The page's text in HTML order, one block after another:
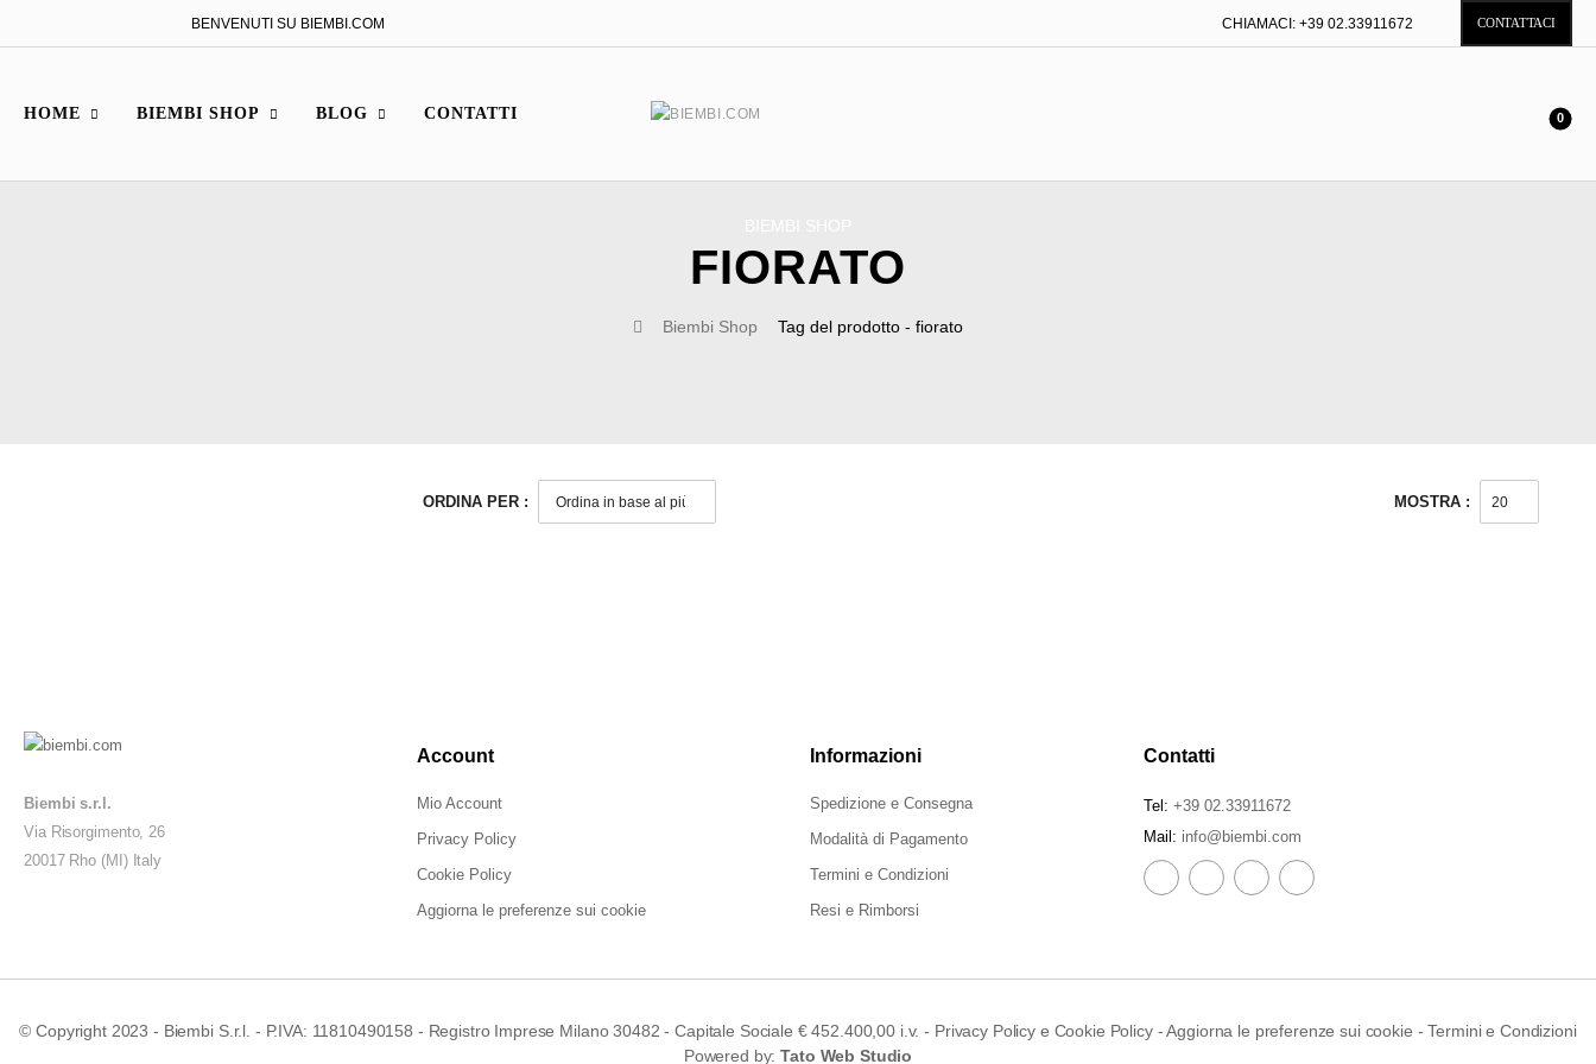
BENVENUTI SU BIEMBI.COM CHIAMACI: +39 02.33911672 CONTATTACI
HOME BIEMBI SHOP BLOG CONTATTI 0
FIORATO
Biembi Shop Tag del prodotto - fiorato
ORDINA PER : MOSTRA :
Biembi s.r.l.
Via Risorgimento, 26
20017 Rho (MI) Italy
Account
Mio Account
Privacy Policy
Cookie Policy
Aggiorna le preferenze sui cookie
Informazioni
Spedizione e Consegna
Modalità di Pagamento
Termini e Condizioni
Resi e Rimborsi
Contatti
Tel: +39 02.33911672
Mail: info@biembi.com
© Copyright 2023 - Biembi S.r.l. - P.IVA: 11810490158 - Registro Imprese Milano 30482 - Capitale Sociale € 452.400,00 i.v. - Privacy Policye Cookie Policy-Aggiorna le preferenze sui cookie -Termini e Condizioni
Powered by: Tato Web Studio